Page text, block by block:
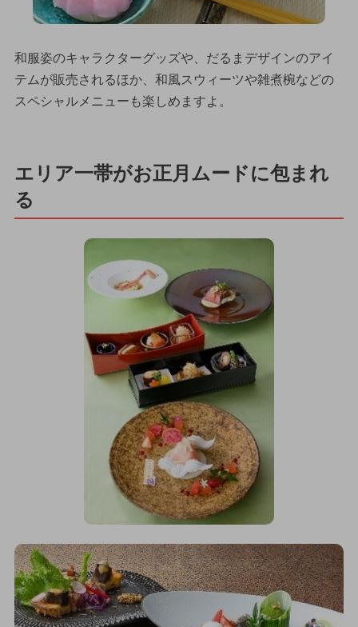
和服姿のキャラクターグッズや、だるまデザインのアイ
テムが販売されるほか、和風スウィーツや雑煮椀などの
スペシャルメニューも楽しめますよ。
エリア一帯がお正月ムードに包まれ
る